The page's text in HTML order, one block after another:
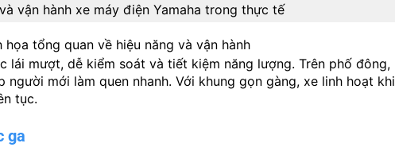
vận hành xe máy điện Yamaha trong thực tế
tổng quan về hiệu năng và vận hành
lái mượt, dễ kiểm soát và tiết kiệm năng lượng. Trên phố đông,
mới làm quen nhanh. Với khung gọn gàng, xe linh hoạt khi
tục.
ga